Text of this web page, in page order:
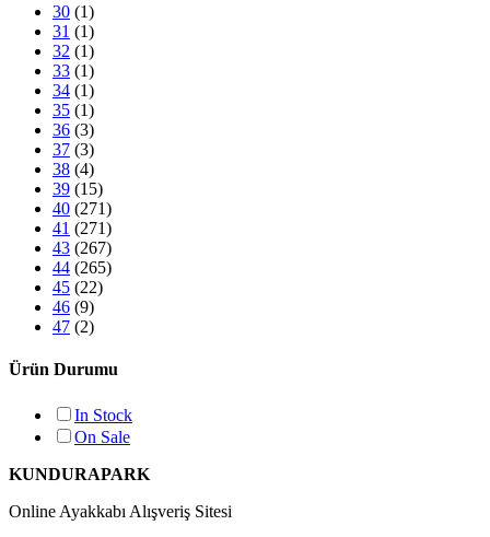
30 (1)
31 (1)
32 (1)
33 (1)
34 (1)
35 (1)
36 (3)
37 (3)
38 (4)
39 (15)
40 (271)
41 (271)
43 (267)
44 (265)
45 (22)
46 (9)
47 (2)
Ürün Durumu
In Stock
On Sale
KUNDURAPARK
Online Ayakkabı Alışveriş Sitesi